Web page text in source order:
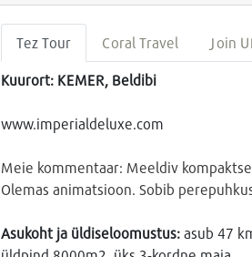
Tez Tour Coral Travel Join
Kuurort: KEMER, Beldibi
www.imperialdeluxe.com
Meie kommentaar: Meeldiv
Olemas animatsioon. Sobib
Asukoht ja üldiseloomustus: asub 47